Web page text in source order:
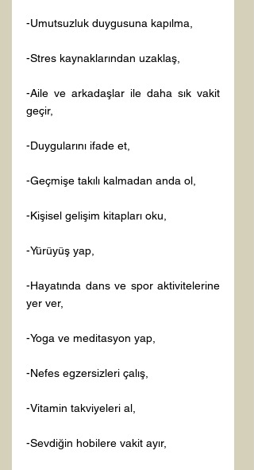
-Umutsuzluk duygusuna kapılma,
-Stres kaynaklarından uzaklaş,
-Aile ve arkadaşlar ile daha sık vakit
geçir,
-Duygularını ifade et,
-Geçmişe takılı kalmadan anda ol,
-Kişisel gelişim kitapları oku,
-Yürüyüş yap,
-Hayatında dans ve spor aktivitelerine
yer ver,
-Yoga ve meditasyon yap,
-Nefes egzersizleri çalış,
-Vitamin takviyeleri al,
-Sevdiğin hobilere vakit ayır,